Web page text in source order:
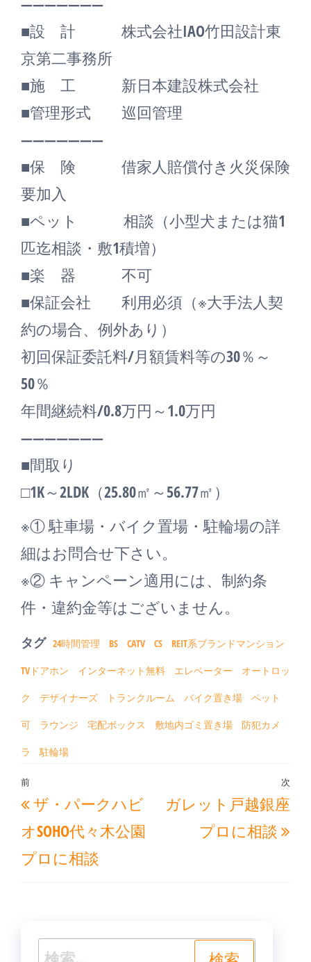
■設 計 株式会社IAO竹田設計東
京第二事務所
■施 工 新日本建設株式会社
■管理形式 巡回管理
―――――――
■保 険 借家人賠償付き火災保険
要加入
■ペット 相談（小型犬または猫1
匹迄相談・敷1積増）
■楽 器 不可
■保証会社 利用必須（※大手法人契
約の場合、例外あり）
初回保証委託料/月額賃料等の30％～
50％
年間継続料/0.8万円～1.0万円
―――――――
■間取り
□1K～2LDK（25.80㎡～56.77㎡）
※① 駐車場・バイク置場・駐輪場の詳
細はお問合せ下さい。
※② キャンペーン適用には、制約条
件・違約金等はございません。
タグ 24時間管理 BS CATV CS REIT系ブランドマンション
TVドアホン インターネット無料 エレベーター オートロッ
ク デザイナーズ トランクルーム バイク置き場 ペット
可 ラウンジ 宅配ボックス 敷地内ゴミ置き場 防犯カメ
ラ 駐輪場
投
稿
ナ
ビ
ョ
過
去
の
投
前
ザ・パークハビ
オSOHO代々木公園
プロに相談
次
次
ガレット戸越銀座
プロに相談
検